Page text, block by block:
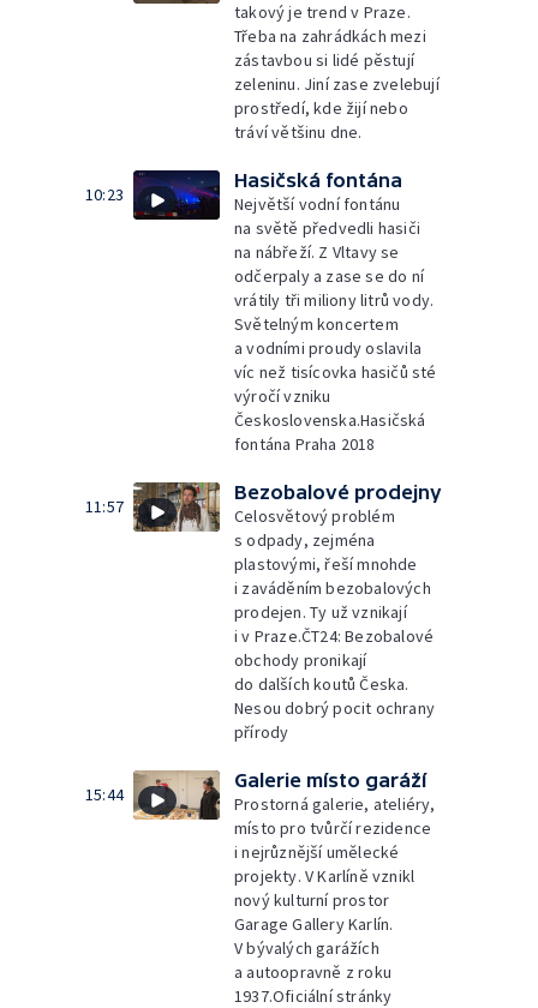
takový je trend v Praze.
Třeba na zahrádkách mezi
zástavbou si lidé pěstují
zeleninu. Jiní zase zvelebují
prostředí, kde žijí nebo
tráví většinu dne.
10:23
Hasičská fontána
Největší vodní fontánu
na světě předvedli hasiči
na nábřeží. Z Vltavy se
odčerpaly a zase se do ní
vrátily tři miliony litrů vody.
Světelným koncertem
a vodními proudy oslavila
víc než tisícovka hasičů sté
výročí vzniku
Československa.Hasičská
fontána Praha 2018
11:57
Bezobalové prodejny
Celosvětový problém
s odpady, zejména
plastovými, řeší mnohde
i zaváděním bezobalových
prodejen. Ty už vznikají
i v Praze.ČT24: Bezobalové
obchody pronikají
do dalších koutů Česka.
Nesou dobrý pocit ochrany
přírody
15:44
Galerie místo garáží
Prostorná galerie, ateliéry,
místo pro tvůrčí rezidence
i nejrůznější umělecké
projekty. V Karlíně vznikl
nový kulturní prostor
Garage Gallery Karlín.
V bývalých garážích
a autoopravně z roku
1937.Oficiální stránky